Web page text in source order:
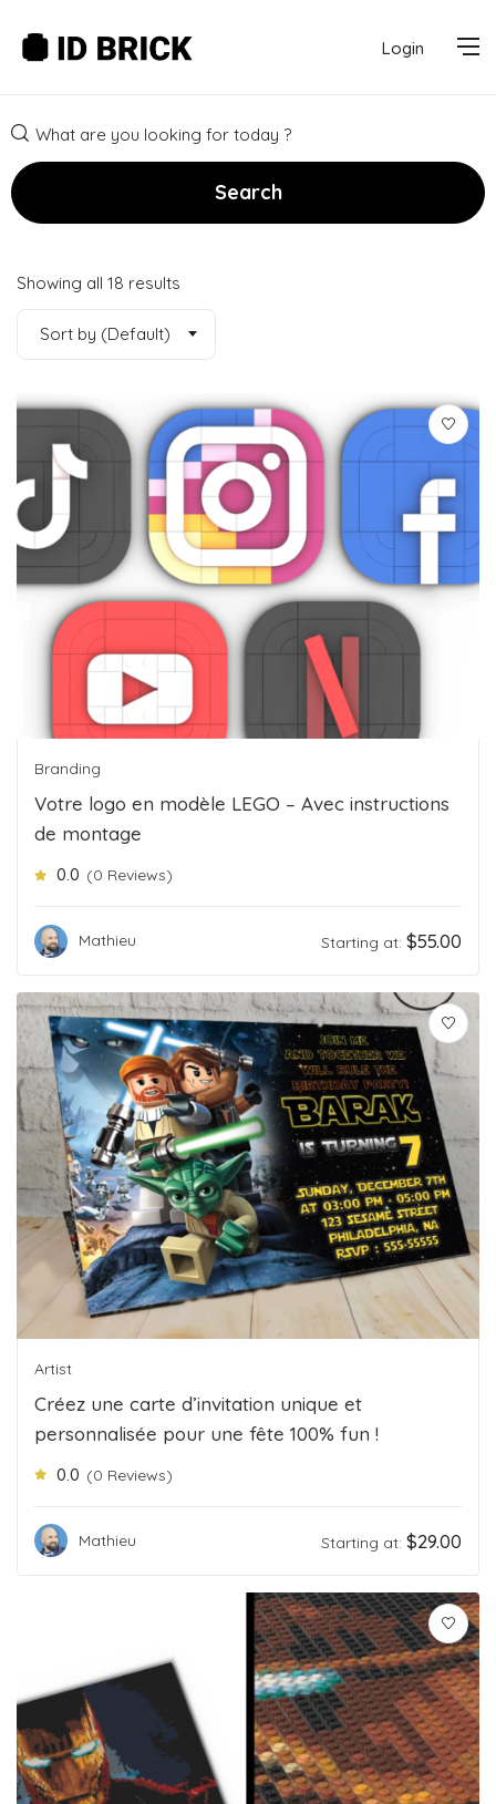
Login
Search
Showing all 18 results
Sort by (Default)
Branding
Votre logo en modèle LEGO – Avec instructions
de montage
0.0 (0 Reviews)
Mathieu Starting at: $55.00
Artist
Créez une carte d’invitation unique et
personnalisée pour une fête 100% fun !
0.0 (0 Reviews)
Mathieu Starting at: $29.00